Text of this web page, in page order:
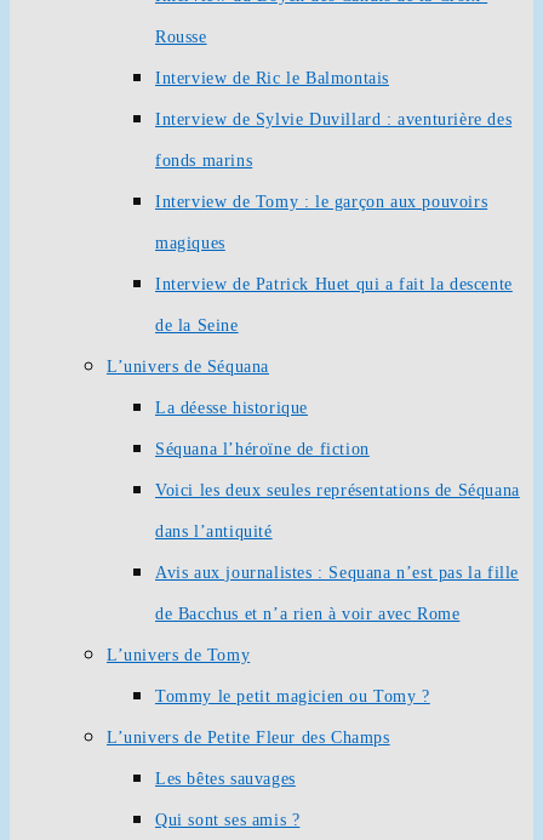
Rousse
Interview de Ric le Balmontais
Interview de Sylvie Duvillard : aventurière des
fonds marins
Interview de Tomy : le garçon aux pouvoirs
magiques
Interview de Patrick Huet qui a fait la descente
de la Seine
L’univers de Séquana
La déesse historique
Séquana l’héroïne de fiction
Voici les deux seules représentations de Séquana
dans l’antiquité
Avis aux journalistes : Sequana n’est pas la fille
de Bacchus et n’a rien à voir avec Rome
L’univers de Tomy
Tommy le petit magicien ou Tomy ?
L’univers de Petite Fleur des Champs
Les bêtes sauvages
Qui sont ses amis ?